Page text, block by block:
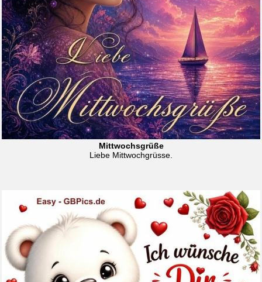
Mittwochsgrüße
Liebe Mittwochgrüsse.